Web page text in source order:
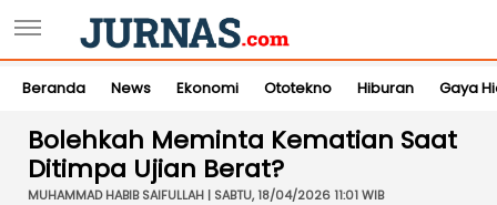
Beranda News Ekonomi Ototekno Hiburan Gaya
Bolehkah Meminta Kematian Saat
Ditimpa Ujian Berat?
MUHAMMAD HABIB SAIFULLAH | SABTU, 18/04/2026 11:01 WIB